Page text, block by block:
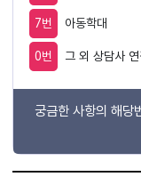
7번 아동학대
0번 그 외 상담사 연
궁금한 사항의 해당